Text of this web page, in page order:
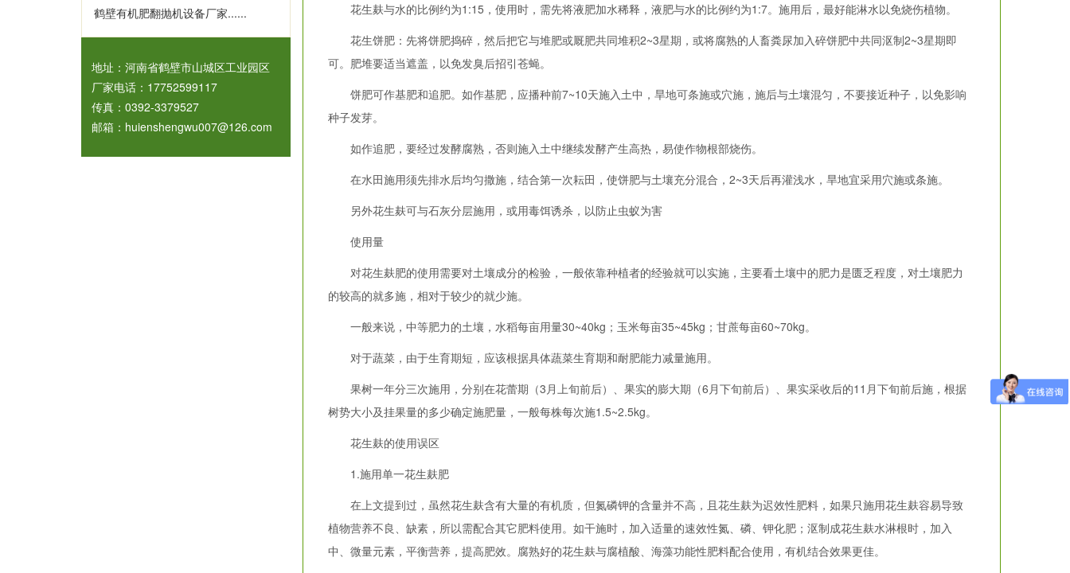
鹤壁有机肥翻抛机设备厂家......
地址：河南省鹤壁市山城区工业园区
厂家电话：17752599117
传真：0392-3379527
邮箱：huienshengwu007@126.com
花生麸与水的比例约为1:15，使用时，需先将液肥加水稀释，液肥与水的比例约为1:7。施用后，最好能淋水以免烧伤植物。
花生饼肥：先将饼肥捣碎，然后把它与堆肥或厩肥共同堆积2~3星期，或将腐熟的人畜粪尿加入碎饼肥中共同沤制2~3星期即
可。肥堆要适当遮盖，以免发臭后招引苍蝇。
饼肥可作基肥和追肥。如作基肥，应播种前7~10天施入土中，旱地可条施或穴施，施后与土壤混匀，不要接近种子，以免影响
种子发芽。
如作追肥，要经过发酵腐熟，否则施入土中继续发酵产生高热，易使作物根部烧伤。
在水田施用须先排水后均匀撒施，结合第一次耘田，使饼肥与土壤充分混合，2~3天后再灌浅水，旱地宜采用穴施或条施。
另外花生麸可与石灰分层施用，或用毒饵诱杀，以防止虫蚁为害
使用量
对花生麸肥的使用需要对土壤成分的检验，一般依靠种植者的经验就可以实施，主要看土壤中的肥力是匮乏程度，对土壤肥力
的较高的就多施，相对于较少的就少施。
一般来说，中等肥力的土壤，水稻每亩用量30~40kg；玉米每亩35~45kg；甘蔗每亩60~70kg。
对于蔬菜，由于生育期短，应该根据具体蔬菜生育期和耐肥能力减量施用。
果树一年分三次施用，分别在花蕾期（3月上旬前后）、果实的膨大期（6月下旬前后）、果实采收后的11月下旬前后施，根据
树势大小及挂果量的多少确定施肥量，一般每株每次施1.5~2.5kg。
花生麸的使用误区
1.施用单一花生麸肥
在上文提到过，虽然花生麸含有大量的有机质，但氮磷钾的含量并不高，且花生麸为迟效性肥料，如果只施用花生麸容易导致
植物营养不良、缺素，所以需配合其它肥料使用。如干施时，加入适量的速效性氮、磷、钾化肥；沤制成花生麸水淋根时，加入
中、微量元素，平衡营养，提高肥效。腐熟好的花生麸与腐植酸、海藻功能性肥料配合使用，有机结合效果更佳。